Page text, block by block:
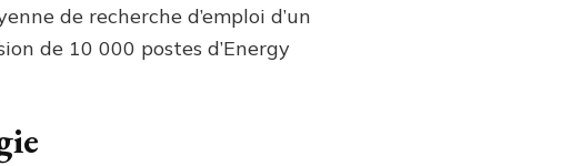
de recherche d’emploi d’un
de 10 000 postes d’Energy